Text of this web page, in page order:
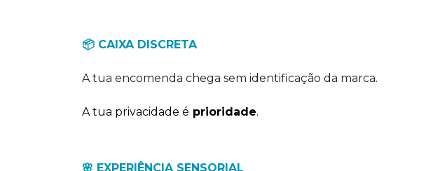
📦 CAIXA DISCRETA
A tua encomenda chega sem identificação da marca.
A tua privacidade é prioridade.
🌸 EXPERIÊNCIA SENSORIAL